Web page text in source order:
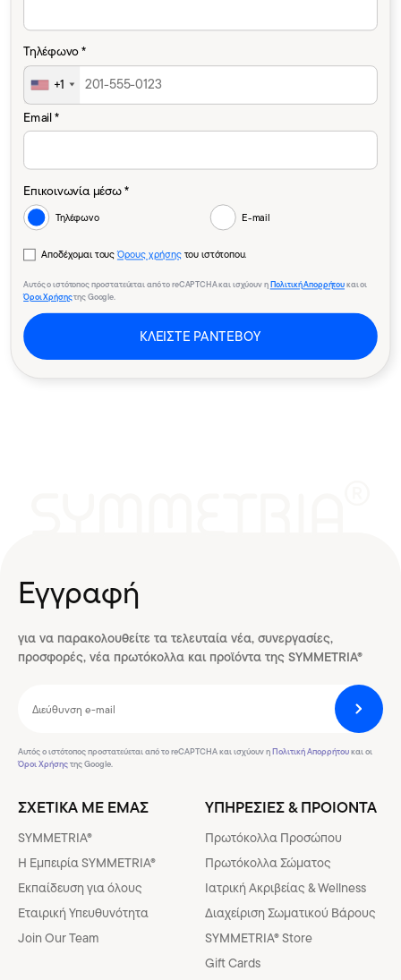
Τηλέφωνο *
+1
Email *
Επικοινωνία μέσω *
Τηλέφωνο E-mail
Αποδέχομαι τουςΌρους χρήσηςτου ιστότοπου.
Αυτός ο ιστότοπος προστατεύεται από το reCAPTCHA και ισχύουν ηΠολιτική Απορρήτουκαι οι
Όροι Χρήσηςτης Google.
ΚΛΕΙΣΤΕ ΡΑΝΤΕΒΟΥ
Εγγραφή
για να παρακολουθείτε τα τελευταία νέα, συνεργασίες,
προσφορές, νέα πρωτόκολλα και προϊόντα της SYMMETRIA®
Αυτός ο ιστότοπος προστατεύεται από το reCAPTCHA και ισχύουν ηΠολιτική Απορρήτουκαι οι
Όροι Χρήσηςτης Google.
ΣΧΕΤΙΚΑ ΜΕ ΕΜΑΣ
SYMMETRIA®
H Εμπειρία SYMMETRIA®
Εκπαίδευση για όλους
Εταιρική Υπευθυνότητα
Join Our Team
ΥΠΗΡΕΣΙΕΣ & ΠΡΟΙΟΝΤΑ
Πρωτόκολλα Προσώπου
Πρωτόκολλα Σώματος
Ιατρική Ακριβείας & Wellness
Διαχείριση Σωματικού Βάρους
SYMMETRIA® Store
Gift Cards